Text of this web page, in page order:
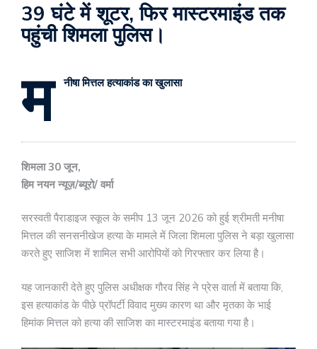
39 घंटे में शूटर, फिर मास्टरमाइंड तक
पहुंची शिमला पुलिस।
म नीषा मित्तल हत्याकांड का खुलासा
शिमला 30 जून,
हिम नयन न्यूज़/ब्यूरो/ वर्मा
सरस्वती पैराडाइज स्कूल के समीप 13 जून 2026 को हुई श्रीमती मनीषा
मित्तल की सनसनीखेज हत्या के मामले में जिला शिमला पुलिस ने बड़ा खुलासा
करते हुए साजिश में शामिल सभी आरोपियों को गिरफ्तार कर लिया है।
यह जानकारी देते हुए पुलिस अधीक्षक गौरव सिंह ने प्रेस वार्ता में बताया कि,
इस हत्याकांड के पीछे प्रॉपर्टी विवाद मुख्य कारण था और मृतका के भाई
हिमांक मित्तल को हत्या की साजिश का मास्टरमाइंड बताया गया है।